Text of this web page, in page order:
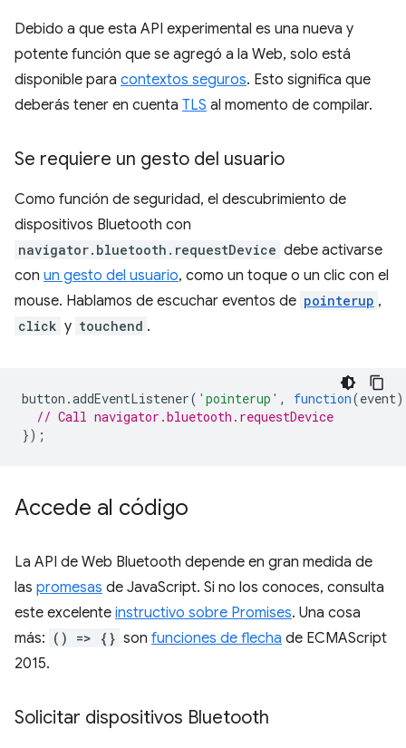
Debido a que esta API experimental es una nueva y
potente función que se agregó a la Web, solo está
disponible para contextos seguros. Esto significa que
deberás tener en cuenta TLS al momento de compilar.
Se requiere un gesto del usuario
Como función de seguridad, el descubrimiento de
dispositivos Bluetooth con
navigator.bluetooth.requestDevice debe activarse
con un gesto del usuario, como un toque o un clic con el
mouse. Hablamos de escuchar eventos de pointerup ,
click y touchend .
button .addEventListener( 'pointerup' , function(event)
// Call navigator.bluetooth.requestDevice
});
Accede al código
La API de Web Bluetooth depende en gran medida de
las promesas de JavaScript. Si no los conoces, consulta
este excelente instructivo sobre Promises. Una cosa
más: () => {} son funciones de flecha de ECMAScript
2015.
Solicitar dispositivos Bluetooth